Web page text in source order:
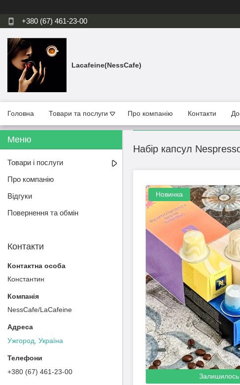
+380 (67) 461-23-00
Lacafeine(NessCafe)
Головна Товари та послуги Про компанію Контакти
Набір капсул
Залишилось
Новинка
Товари і послуги
Про компанію
Відгуки
Повернення та обмін
Контакти
Константин
NessCafe/LaCafeine
Ужгород, Україна
+380 (67) 461-23-00